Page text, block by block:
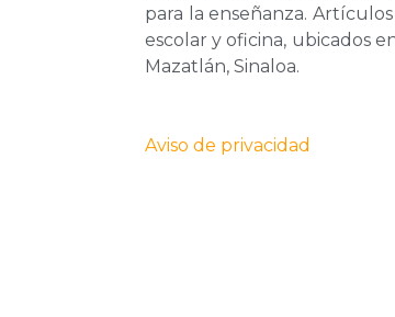
para la enseñanza.
escolar y oficina, ubicados
Mazatlán, Sinaloa.
Aviso de privacidad